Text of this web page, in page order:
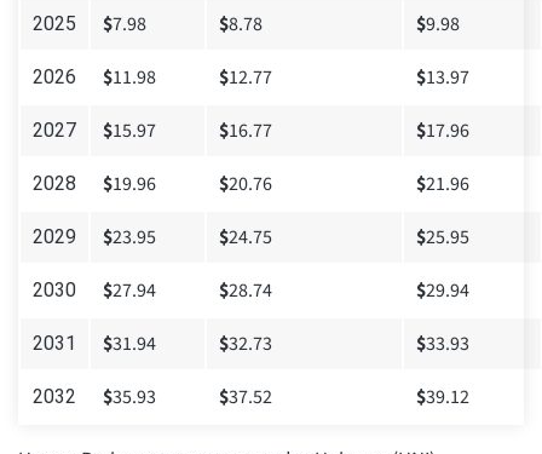
2025 $7.98 $8.78 $9.98
2026 $11.98 $12.77 $13.97
2027 $15.97 $16.77 $17.96
2028 $19.96 $20.76 $21.96
2029 $23.95 $24.75 $25.95
2030 $27.94 $28.74 $29.94
2031 $31.94 $32.73 $33.93
2032 $35.93 $37.52 $39.12